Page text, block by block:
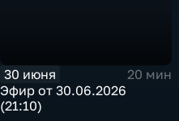
30 июня
20 мин
Эфир от 30.06.2026
(21:10)